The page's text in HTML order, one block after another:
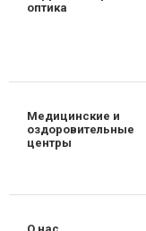
оптика
Медицинские и
оздоровительные
центры